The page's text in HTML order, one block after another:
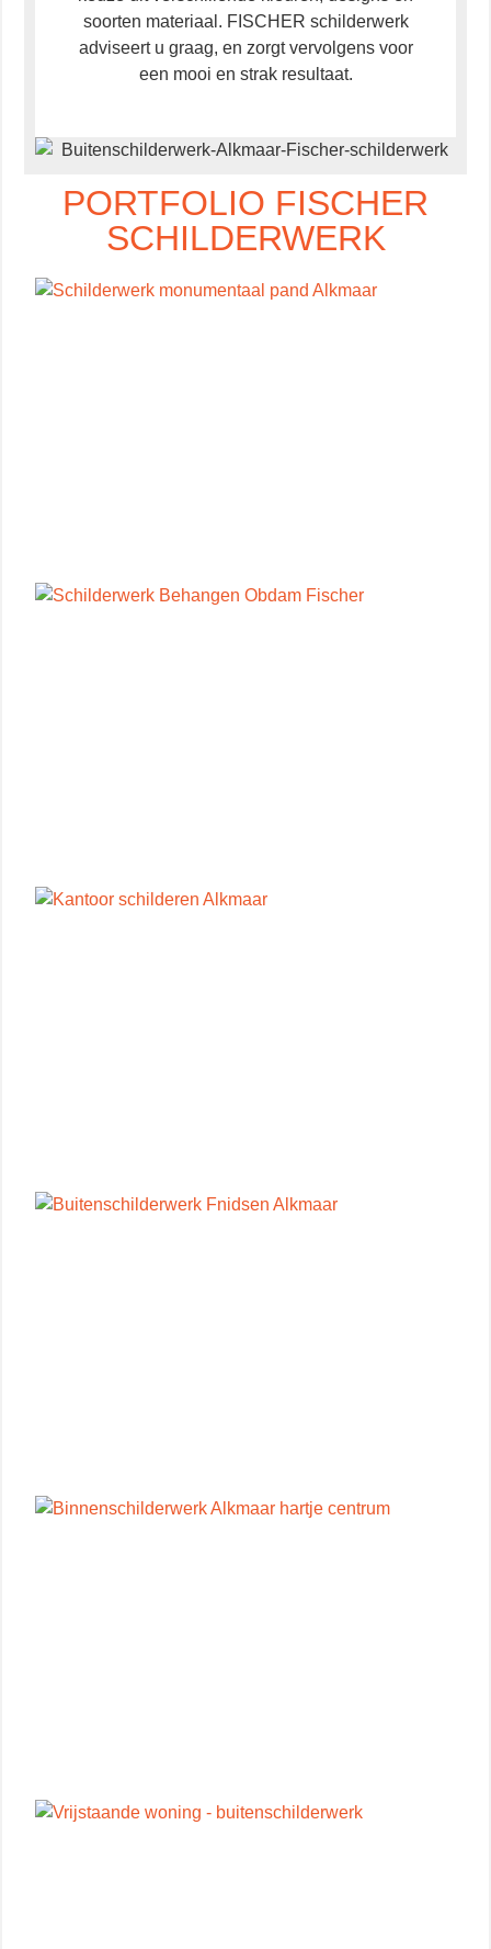
soorten materiaal. FISCHER schilderwerk
adviseert u graag, en zorgt vervolgens voor
een mooi en strak resultaat.
PORTFOLIO FISCHER
SCHILDERWERK